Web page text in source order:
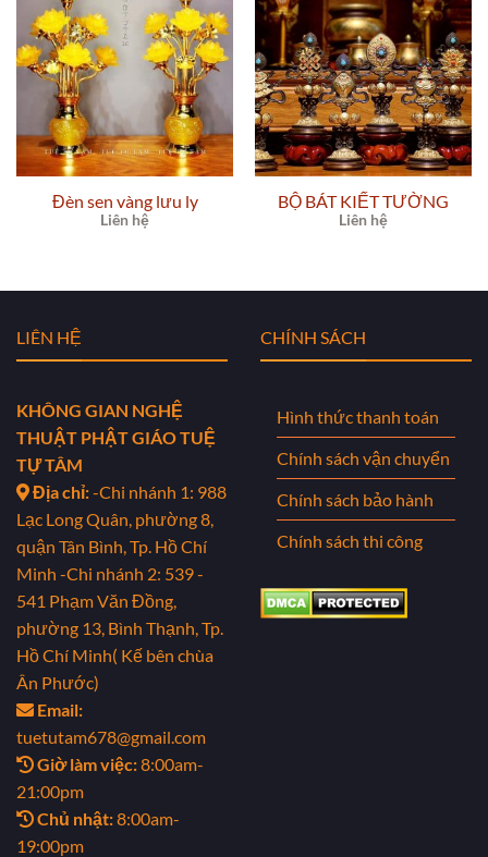
Đèn sen vàng lưu ly
Liên hệ
BỘ BÁT KIẾT TƯỜNG
Liên hệ
LIÊN HỆ
KHÔNG GIAN NGHỆ
THUẬT PHẬT GIÁO TUỆ
TỰ TÂM
Địa chỉ:-Chi nhánh 1: 988
Lạc Long Quân, phường 8,
quận Tân Bình, Tp. Hồ Chí
Minh -Chi nhánh 2: 539 -
541 Phạm Văn Đồng,
phường 13, Bình Thạnh, Tp.
Hồ Chí Minh( Kế bên chùa
Ân Phước)
Email:
tuetutam678@gmail.com
Giờ làm việc:8:00am-
21:00pm
Chủ nhật:8:00am-
19:00pm
CHÍNH SÁCH
Hình thức thanh toán
Chính sách vận chuyển
Chính sách bảo hành
Chính sách thi công